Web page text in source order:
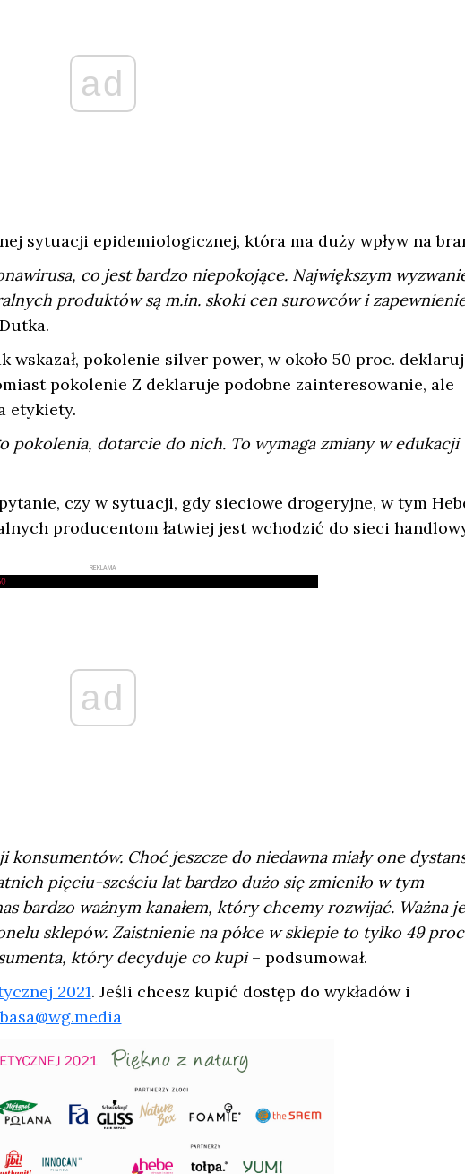
ad
sytuacji epidemiologicznej, która ma duży wpływ na
co jest bardzo niepokojące. Największym
produktów są m.in. skoki cen surowców i
wskazał, pokolenie silver power, w około 50 proc.
pokolenie Z deklaruje podobne zainteresowanie, ale
etykiety.
pokolenia, dotarcie do nich. To wymaga zmiany w edukacji
czy w sytuacji, gdy sieciowe drogeryjne, w tym
producentom łatwiej jest wchodzić do sieci
REKLAMA
ad
Choć jeszcze do niedawna miały one
pięciu-sześciu lat bardzo dużo się zmieniło w tym
bardzo ważnym kanałem, który chcemy rozwijać. Ważna
sklepów. Zaistnienie na półce w sklepie to tylko 49
który decyduje co kupi– podsumował.
2021. Jeśli chcesz kupić dostęp do wykładów i